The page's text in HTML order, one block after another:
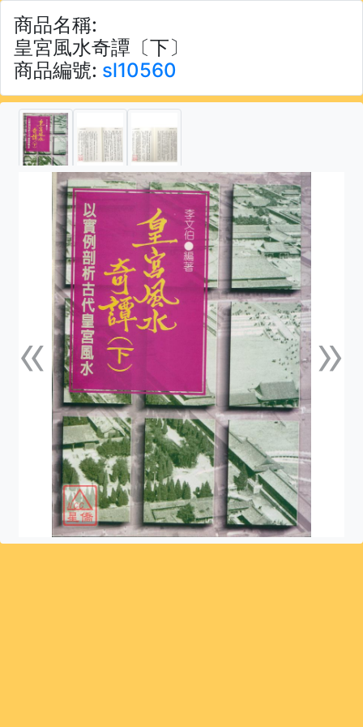
商品名稱:
皇宮風水奇譚〔下〕
商品編號: sl10560
«上一張 »下一